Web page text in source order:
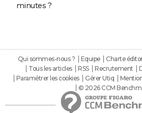
minutes ?
Qui sommes-nous ? Equipe Charte
Tous les articles
RSS Recrutement
Paramétrer les cookies
Gérer Utiq
© 2026 CCM